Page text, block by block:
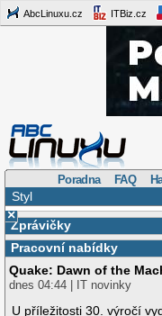
AbcLinuxu.cz ITBiz.cz
Poradna FAQ
Styl
×
Zprávičky
Pracovní nabídky
Quake: Dawn of the
dnes 04:44 | IT novinky
U příležitosti 30. výročí